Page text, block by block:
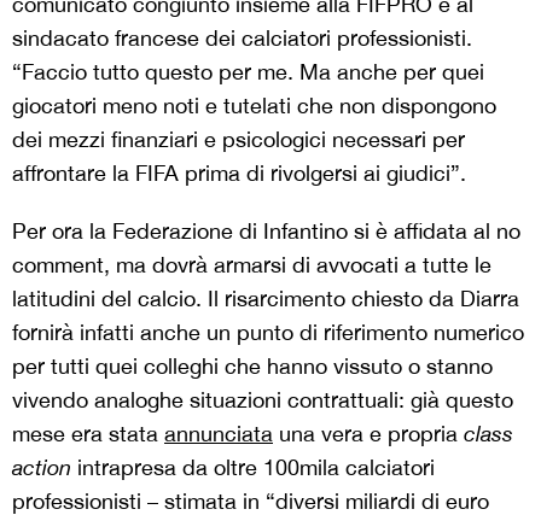
sindacato francese dei calciatori professionisti.
“Faccio tutto questo per me. Ma anche per quei
giocatori meno noti e tutelati che non dispongono
dei mezzi finanziari e psicologici necessari per
affrontare la FIFA prima di rivolgersi ai giudici”.
Per ora la Federazione di Infantino si è affidata al no
comment, ma dovrà armarsi di avvocati a tutte le
latitudini del calcio. Il risarcimento chiesto da Diarra
fornirà infatti anche un punto di riferimento numerico
per tutti quei colleghi che hanno vissuto o stanno
vivendo analoghe situazioni contrattuali: già questo
mese era stata annunciata una vera e propria class
action intrapresa da oltre 100mila calciatori
professionisti – stimata in “diversi miliardi di euro